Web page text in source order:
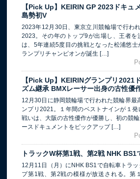
【Pick Up】KEIRIN GP 2023ドキュ
島勢初V
2023年12月30日、東京立川競輪場で行わ
2023。その年のトップ9が出場し、王者を
は、5年連続5度目の挑戦となった松浦悠
ランプリチャンピオンが誕生 […]
【Pick Up】KEIRINグランプリ2021
ズム継承 BMXレーサー出身の古性優
12月30日に静岡競輪場で行われた競輪界最
ンプリ2021。１年間のベストナインが１
戦いは、大阪の古性優作が優勝し、初の競
ースドキュメントをピックアップ […]
トラックW杯第1戦、第2戦 NHK BS1
12月11日（月）にNHK BS1で自転車トラ
プ第1戦、第2戦の模様が放送される。第